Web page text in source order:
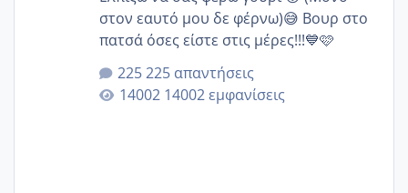
στον εαυτό μου δε φέρνω)😅 Βουρ στο
πατσά όσες είστε στις μέρες!!!💙🩷
225 απαντήσεις
14002 εμφανίσεις